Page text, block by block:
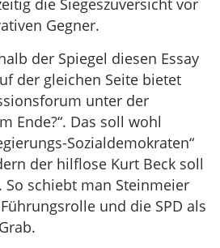
die Siegeszuversicht vor
Gegner.
der Spiegel diesen Essay
der gleichen Seite bietet
unter der
Ende?“. Das soll wohl
Sozialdemokraten“
der hilflose Kurt Beck soll
So schiebt man Steinmeier
und die SPD als